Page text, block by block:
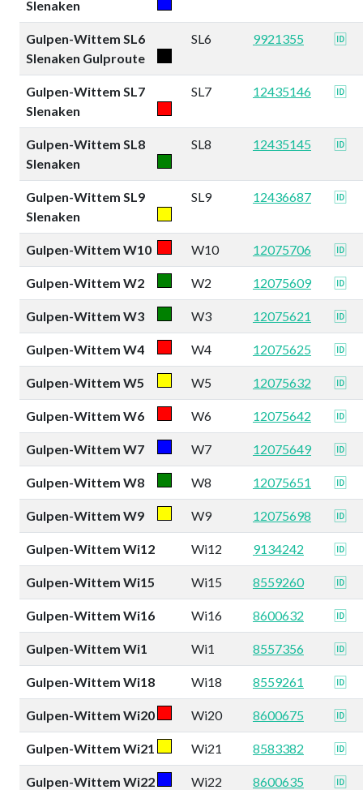
Slenaken
Gulpen-Wittem SL6
Slenaken Gulproute
SL6 9921355 🆔
Gulpen-Wittem SL7
Slenaken
SL7 12435146 🆔
Gulpen-Wittem SL8
Slenaken
SL8 12435145 🆔
Gulpen-Wittem SL9
Slenaken
SL9 12436687 🆔
Gulpen-Wittem W10 W10 12075706 🆔
Gulpen-Wittem W2 W2 12075609 🆔
Gulpen-Wittem W3 W3 12075621 🆔
Gulpen-Wittem W4 W4 12075625 🆔
Gulpen-Wittem W5 W5 12075632 🆔
Gulpen-Wittem W6 W6 12075642 🆔
Gulpen-Wittem W7 W7 12075649 🆔
Gulpen-Wittem W8 W8 12075651 🆔
Gulpen-Wittem W9 W9 12075698 🆔
Gulpen-Wittem Wi12 Wi12 9134242 🆔
Gulpen-Wittem Wi15 Wi15 8559260 🆔
Gulpen-Wittem Wi16 Wi16 8600632 🆔
Gulpen-Wittem Wi1 Wi1 8557356 🆔
Gulpen-Wittem Wi18 Wi18 8559261 🆔
Gulpen-Wittem Wi20 Wi20 8600675 🆔
Gulpen-Wittem Wi21 Wi21 8583382 🆔
Gulpen-Wittem Wi22 Wi22 8600635 🆔